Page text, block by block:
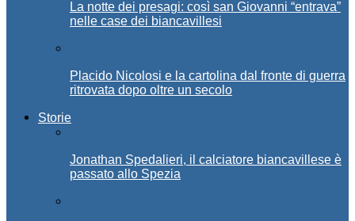
La notte dei presagi: così san Giovanni “entrava”
nelle case dei biancavillesi
Placido Nicolosi e la cartolina dal fronte di guerra
ritrovata dopo oltre un secolo
Storie
Jonathan Spedalieri, il calciatore biancavillese è
passato allo Spezia